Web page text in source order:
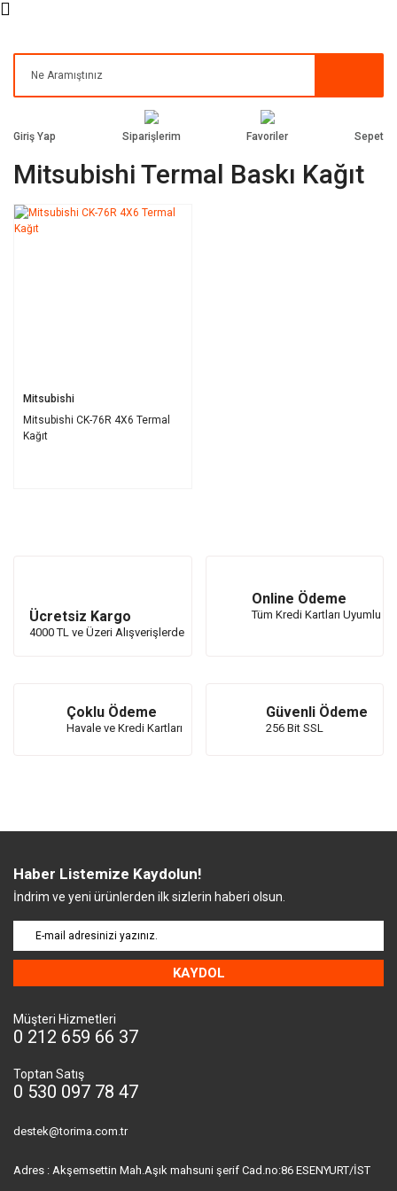
Giriş Yap Siparişlerim Favoriler Sepet
Mitsubishi Termal Baskı Kağıt
Mitsubishi
Mitsubishi CK-76R 4X6 Termal
Kağıt
Ücretsiz Kargo
4000 TL ve Üzeri Alışverişlerde
Online Ödeme
Tüm Kredi Kartları Uyumlu
Çoklu Ödeme
Havale ve Kredi Kartları
Güvenli Ödeme
256 Bit SSL
Haber Listemize Kaydolun!
İndrim ve yeni ürünlerden ilk sizlerin haberi olsun.
KAYDOL
Müşteri Hizmetleri
0 212 659 66 37
Toptan Satış
0 530 097 78 47
destek@torima.com.tr
Adres : Akşemsettin Mah.Aşık mahsuni şerif Cad.no:86 ESENYURT/İST